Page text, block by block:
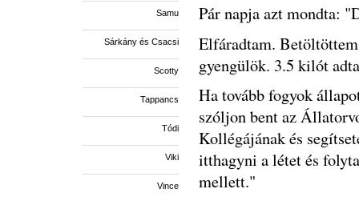
Samu
Sárkány és Csacsi
Scotty
Tappancs
Tódi
Viki
Vince
Pár napja azt mondta:
Elfáradtam.
gyengülök. 3.5 kilót
Ha tovább fogyok
szóljon bent az
Kollégájának és
itthagyni a létet és
mellett."